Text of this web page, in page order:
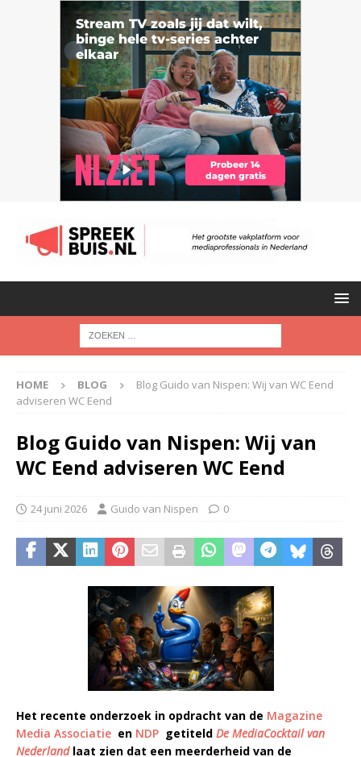
HOME BLOG
Blog Guido van Nispen: Wij van WC Eend
adviseren WC Eend
Blog Guido van Nispen: Wij van
WC Eend adviseren WC Eend
24 juni 2026 Guido van Nispen 0
Het recente onderzoek in opdracht van de Magazine
Media Associatie en NDP getiteld De MediaCocktail van
Nederlandlaat zien dat een meerderheid van de